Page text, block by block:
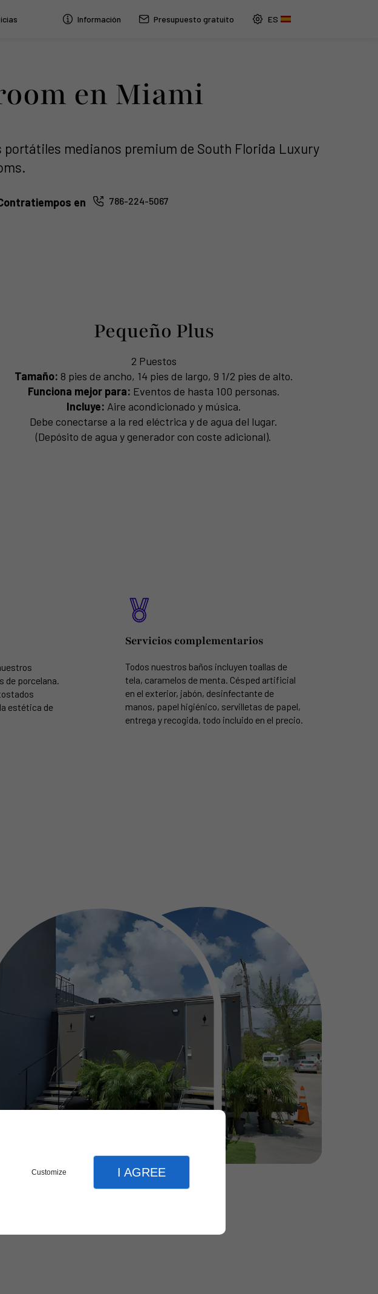
Customize I AGREE
Información Presupuesto gratuito
en Miami
medianos premium de South Florida Luxury
en 786-224-5067
Pequeño Plus
2 Puestos
Tamaño: 8 pies de ancho, 14 pies de largo, 9 1/2 pies de alto.
Funciona mejor para: Eventos de hasta 100 personas.
Incluye: Aire acondicionado y música.
Debe conectarse a la red eléctrica y de agua del lugar.
(Depósito de agua y generador con coste adicional).
de porcelana.
estética de
Servicios complementarios
Todos nuestros baños incluyen toallas de
tela, caramelos de menta. Césped artificial
en el exterior, jabón, desinfectante de
manos, papel higiénico, servilletas de papel,
entrega y recogida, todo incluido en el precio.